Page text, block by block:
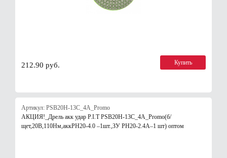
212.90 руб. Купить
Артикул: PSB20H-13C_4A_Promo
АКЦИЯ!_Дрель акк удар P.I.T PSB20H-13C_4A_Promo(б/
щет,20В,110Нм,аккPH20-4.0 –1шт.,ЗУ PH20-2.4A–1 шт) оптом